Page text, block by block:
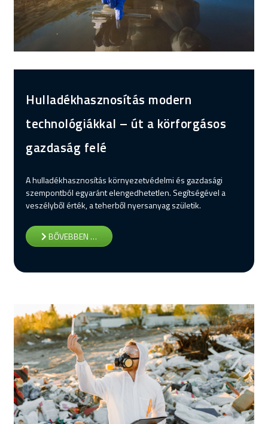
Hulladékhasznosítás modern
technológiákkal – út a körforgásos
gazdaság felé
A hulladékhasznosítás környezetvédelmi és gazdasági
szempontból egyaránt elengedhetetlen. Segítségével a
veszélyből érték, a teherből nyersanyag születik.
BŐVEBBEN …